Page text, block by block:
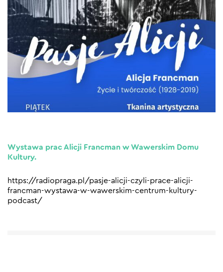
Wystawa prac Alicji Francman w Wawerskim Domu
Kultury.
https://radiopraga.pl/pasje-alicji-czyli-prace-alicji-
francman-wystawa-w-wawerskim-centrum-kultury-
podcast/